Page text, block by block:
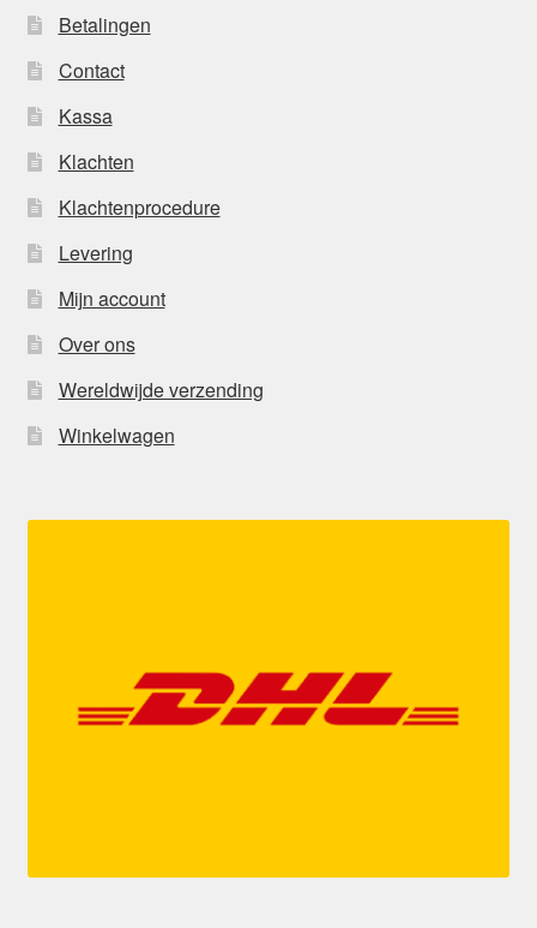
Betalingen
Contact
Kassa
Klachten
Klachtenprocedure
Levering
Mijn account
Over ons
Wereldwijde verzending
Winkelwagen